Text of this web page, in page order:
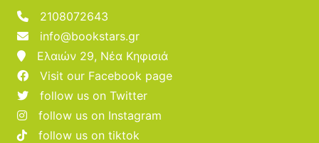
2108072643
info@bookstars.gr
Ελαιών 29, Νέα Κηφισιά
Visit our Facebook page
follow us on Twitter
follow us on Instagram
follow us on tiktok